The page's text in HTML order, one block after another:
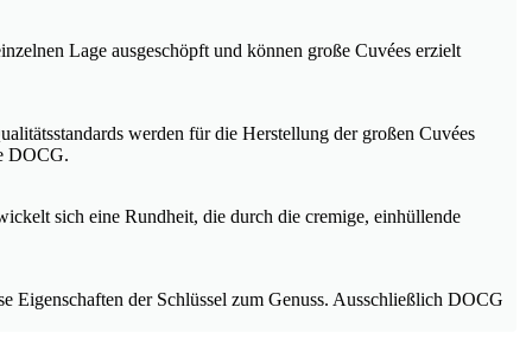
Lage ausgeschöpft und können große Cuvées erzielt
werden für die Herstellung der großen Cuvées
DOCG.
sich eine Rundheit, die durch die cremige, einhüllende
Eigenschaften der Schlüssel zum Genuss. Ausschließlich DOCG